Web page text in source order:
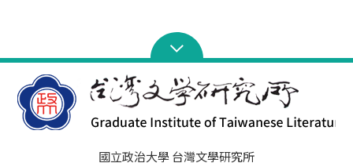
國立政治大學 台灣文學研究所